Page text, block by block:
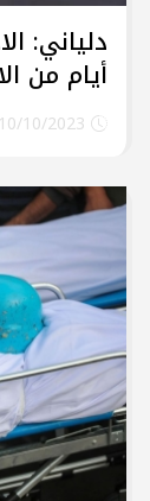
أيام من
المتحدة